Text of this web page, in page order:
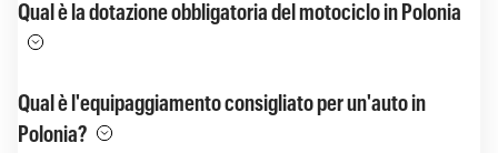
Qual è la dotazione obbligatoria del motociclo in Polonia
Qual è l'equipaggiamento consigliato per un'auto in
Polonia?